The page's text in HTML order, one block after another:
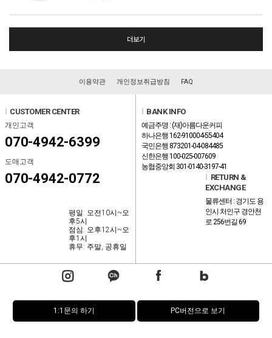
더보기
이용약관 개인정보취급방침 FAQ
CUSTOMER CENTER
개인고객
070-4942-6399
도매고객
070-4942-0772
평일: 오전10시~오
후5시
점심: 오후12시~오
후1시
휴무: 주말, 공휴일
BANK INFO
예금주명 : (재)아름다운커피
하나은행 162-910004-55404
국민은행 873201-04-084485
신한은행 100-025-007609
농협중앙회 301-0140-3197-41
RETURN &
EXCHANGE
물류센터 : 경기도 용
인시 처인구 경안천
로 256번길 69
1:1문의 하기 PC버전으로 보기